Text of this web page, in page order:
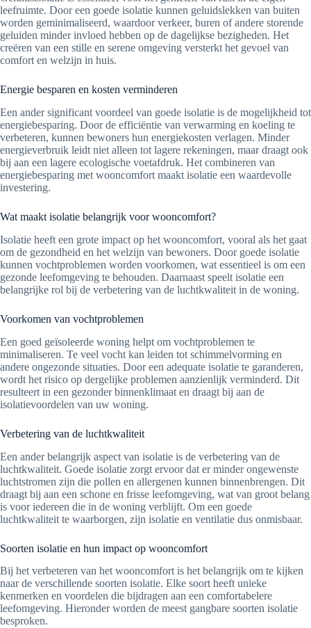
leefruimte. Door een goede isolatie kunnen geluidslekken van buiten
worden geminimaliseerd, waardoor verkeer, buren of andere storende
geluiden minder invloed hebben op de dagelijkse bezigheden. Het
creëren van een stille en serene omgeving versterkt het gevoel van
comfort en welzijn in huis.
Energie besparen en kosten verminderen
Een ander significant voordeel van goede isolatie is de mogelijkheid tot
energiebesparing. Door de efficiëntie van verwarming en koeling te
verbeteren, kunnen bewoners hun energiekosten verlagen. Minder
energieverbruik leidt niet alleen tot lagere rekeningen, maar draagt ook
bij aan een lagere ecologische voetafdruk. Het combineren van
energiebesparing met wooncomfort maakt isolatie een waardevolle
investering.
Wat maakt isolatie belangrijk voor wooncomfort?
Isolatie heeft een grote impact op het wooncomfort, vooral als het gaat
om de gezondheid en het welzijn van bewoners. Door goede isolatie
kunnen vochtproblemen worden voorkomen, wat essentieel is om een
gezonde leefomgeving te behouden. Daarnaast speelt isolatie een
belangrijke rol bij de verbetering van de luchtkwaliteit in de woning.
Voorkomen van vochtproblemen
Een goed geïsoleerde woning helpt om vochtproblemen te
minimaliseren. Te veel vocht kan leiden tot schimmelvorming en
andere ongezonde situaties. Door een adequate isolatie te garanderen,
wordt het risico op dergelijke problemen aanzienlijk verminderd. Dit
resulteert in een gezonder binnenklimaat en draagt bij aan de
isolatievoordelen van uw woning.
Verbetering van de luchtkwaliteit
Een ander belangrijk aspect van isolatie is de verbetering van de
luchtkwaliteit. Goede isolatie zorgt ervoor dat er minder ongewenste
luchtstromen zijn die pollen en allergenen kunnen binnenbrengen. Dit
draagt bij aan een schone en frisse leefomgeving, wat van groot belang
is voor iedereen die in de woning verblijft. Om een goede
luchtkwaliteit te waarborgen, zijn isolatie en ventilatie dus onmisbaar.
Soorten isolatie en hun impact op wooncomfort
Bij het verbeteren van het wooncomfort is het belangrijk om te kijken
naar de verschillende soorten isolatie. Elke soort heeft unieke
kenmerken en voordelen die bijdragen aan een comfortabelere
leefomgeving. Hieronder worden de meest gangbare soorten isolatie
besproken.